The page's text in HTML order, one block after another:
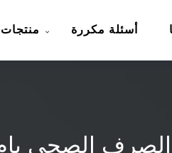
منتجات أسئلة مكررة
الصرف الصحي